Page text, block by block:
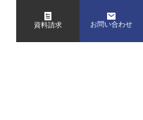
資料請求 お問い合わせ